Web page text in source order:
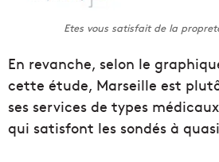
Etes vous satisfait de la
En revanche, selon le
cette étude, Marseille est
ses services de types
qui satisfont les sondés à